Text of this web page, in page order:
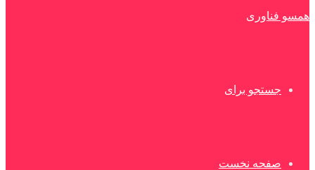
همسو فناوری
جستجو برای
صفحه نخست